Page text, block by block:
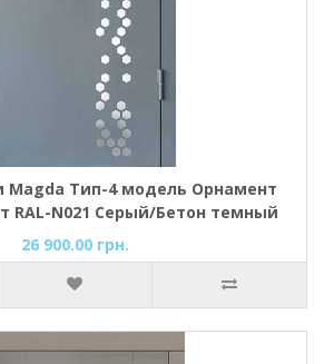
Magda Тип-4 модель Орнамент
RAL-N021 Серый/Бетон темный
26 900.00 грн.